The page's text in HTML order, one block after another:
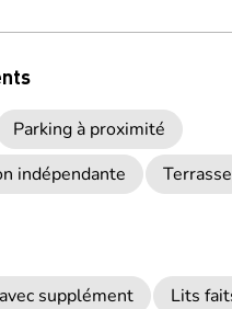
Parking à proximité
indépendante
Terrasse
supplément Lits